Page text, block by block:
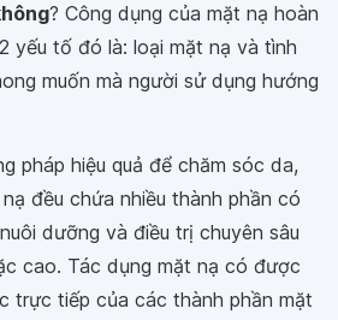
? Công dụng của mặt nạ hoàn
yếu tố đó là: loại mặt nạ và tình
muốn mà người sử dụng hướng
pháp hiệu quả để chăm sóc da,
đều chứa nhiều thành phần có
dưỡng và điều trị chuyên sâu
cao. Tác dụng mặt nạ có được
trực tiếp của các thành phần mặt